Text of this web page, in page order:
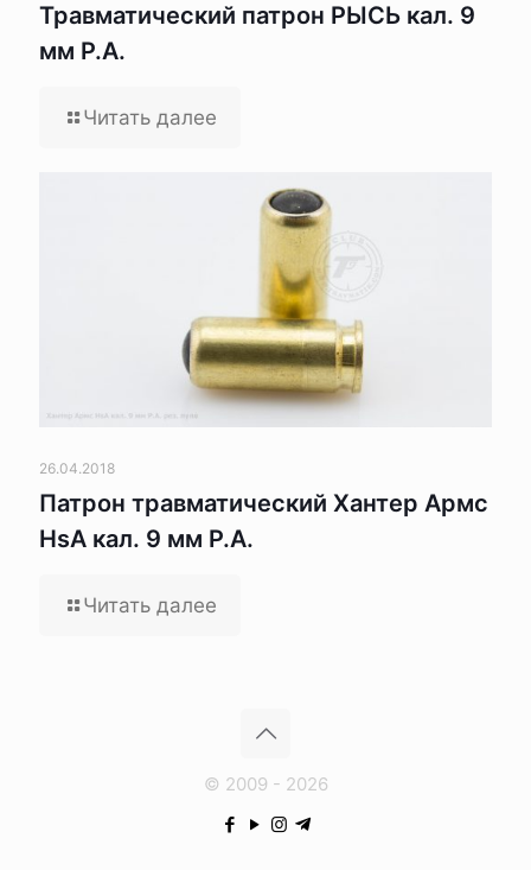
Травматический патрон РЫСЬ кал. 9
мм Р.А.
Читать далее
26.04.2018
Патрон травматический Хантер Армс
HsA кал. 9 мм Р.А.
Читать далее
© 2009 - 2026